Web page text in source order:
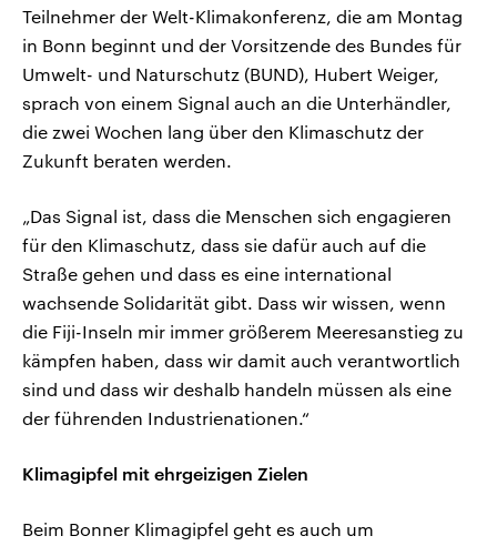
Teilnehmer der Welt-Klimakonferenz, die am Montag
in Bonn beginnt und der Vorsitzende des Bundes für
Umwelt- und Naturschutz (BUND), Hubert Weiger,
sprach von einem Signal auch an die Unterhändler,
die zwei Wochen lang über den Klimaschutz der
Zukunft beraten werden.
„Das Signal ist, dass die Menschen sich engagieren
für den Klimaschutz, dass sie dafür auch auf die
Straße gehen und dass es eine international
wachsende Solidarität gibt. Dass wir wissen, wenn
die Fiji-Inseln mir immer größerem Meeresanstieg zu
kämpfen haben, dass wir damit auch verantwortlich
sind und dass wir deshalb handeln müssen als eine
der führenden Industrienationen.“
Klimagipfel mit ehrgeizigen Zielen
Beim Bonner Klimagipfel geht es auch um